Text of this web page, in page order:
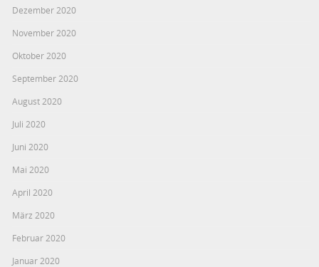
Dezember 2020
November 2020
Oktober 2020
September 2020
August 2020
Juli 2020
Juni 2020
Mai 2020
April 2020
März 2020
Februar 2020
Januar 2020